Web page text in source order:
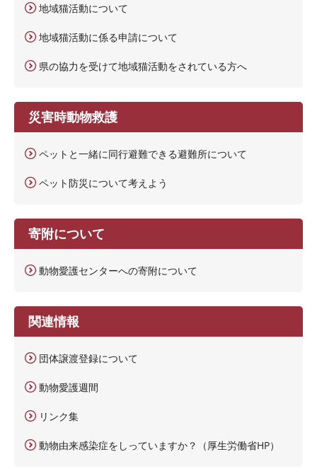
地域猫活動について
地域猫活動に係る申請について
県の協力を受けて地域猫活動をされている方へ
災害時動物救護
ペットと一緒に同行避難できる避難所について
ペット防災について考えよう
寄附について
動物愛護センターへの寄附について
関連情報
団体譲渡登録について
動物愛護週間
リンク集
動物由来感染症をしっていますか？（厚生労働省HP）